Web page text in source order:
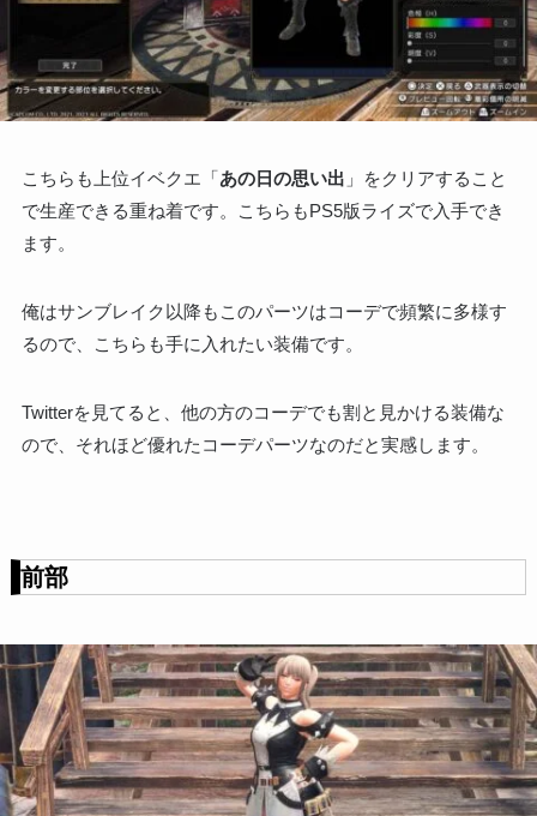
こちらも上位イベクエ「あの日の思い出 」をクリアすること
で生産できる重ね着です。こちらもPS5版ライズで入手でき
ます。
俺はサンブレイク以降もこのパーツはコーデで頻繁に多様す
るので、こちらも手に入れたい装備です。
Twitterを見てると、他の方のコーデでも割と見かける装備な
ので、それほど優れたコーデパーツなのだと実感します。
前部